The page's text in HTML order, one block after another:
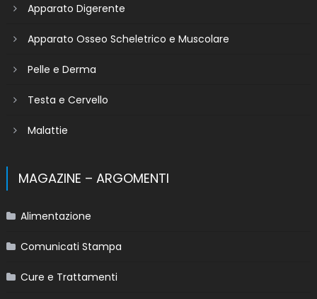
Apparato Digerente
Apparato Osseo Scheletrico e Muscolare
Pelle e Derma
Testa e Cervello
Malattie
MAGAZINE – ARGOMENTI
Alimentazione
Comunicati Stampa
Cure e Trattamenti